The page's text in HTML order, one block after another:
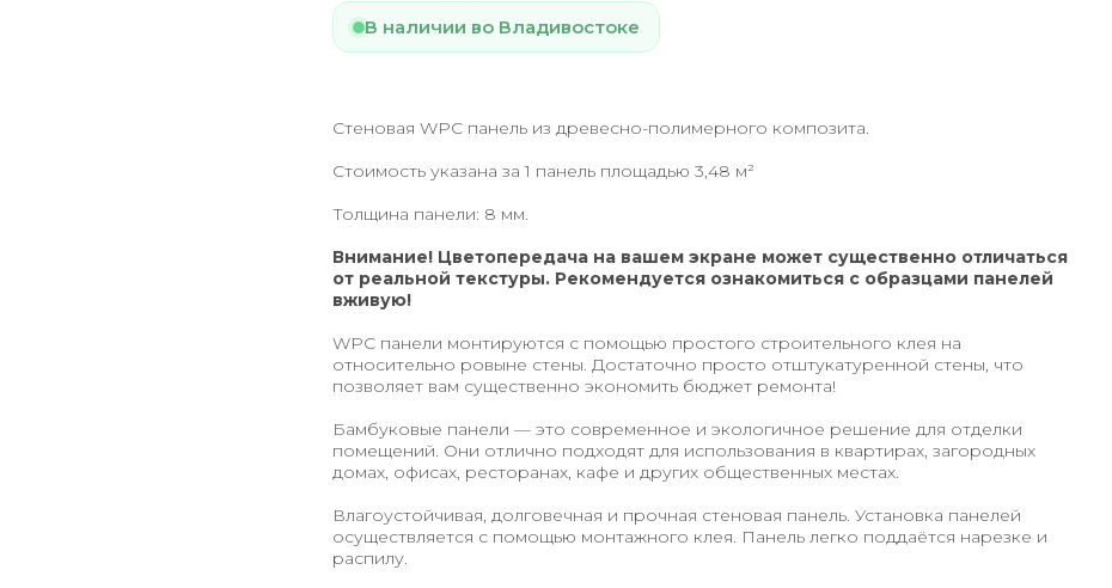
В наличии во Владивостоке
Стеновая WPC панель из древесно-полимерного композита.
Стоимость указана за 1 панель площадью 3,48 м²
Толщина панели: 8 мм.
Внимание! Цветопередача на вашем экране может существенно отличаться
от реальной текстуры. Рекомендуется ознакомиться с образцами панелей
вживую!
WPC панели монтируются с помощью простого строительного клея на
относительно ровыне стены. Достаточно просто отштукатуренной стены, что
позволяет вам существенно экономить бюджет ремонта!
Бамбуковые панели — это современное и экологичное решение для отделки
помещений. Они отлично подходят для использования в квартирах, загородных
домах, офисах, ресторанах, кафе и других общественных местах.
Влагоустойчивая, долговечная и прочная стеновая панель. Установка панелей
осуществляется с помощью монтажного клея. Панель легко поддаётся нарезке и
распилу.